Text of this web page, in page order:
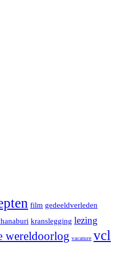
film gedeeldverleden
kranslegging lezing
wereldoorlog vacature vcl